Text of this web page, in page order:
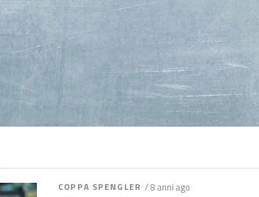
COPPA SPENGLER / 8 anni ago